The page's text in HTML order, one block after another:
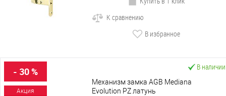
К сравнению
В избранное
- 30 %
Акция
В наличии
Механизм замка AGB Mediana
Evolution PZ латунь